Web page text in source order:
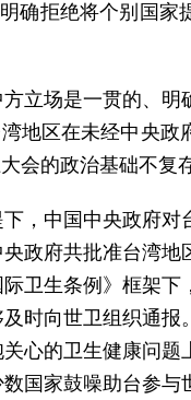
确拒绝将个别国
立场是一贯的、
地区在未经中央
会的政治基础不复
，中国中央政府
政府共批准台湾
卫生条例》框架
时向世卫组织通
心的卫生健康问
国家鼓噪助台参